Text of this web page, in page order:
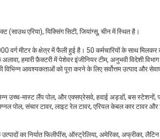
(साउथ एरिया), यिक्सिंग सिटी, जियांग्सू, चीन में स्थित है।
मीटर के क्षेत्र में फैली हुई है। 50 कर्मचारियों के साथ
हमारी फ़ैक्टरी में पेशेवर इंजीनियर टीम, अनुभवी विदेशी
आवश्यकताओं को पूरा करने के लिए सर्वोत्तम उत्पाद और
उच्च-मास्ट लैंप पोल, और एक्सप्रेसवे, हवाई अड्डों, बस स्टेशनों,
पोल, संचार टावर, लाइट रेल टावर, एरियल केबल कार टावर
का निर्यात फिलीपींस, ऑस्ट्रेलिया, अमेरिका, अफ्रीका, लैटिन